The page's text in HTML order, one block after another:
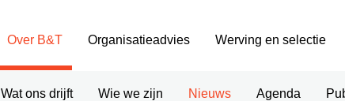
Over B&T
Wat ons drijft Wie we zijn Nieuws Agenda
Organisatieadvies Werving en selectie